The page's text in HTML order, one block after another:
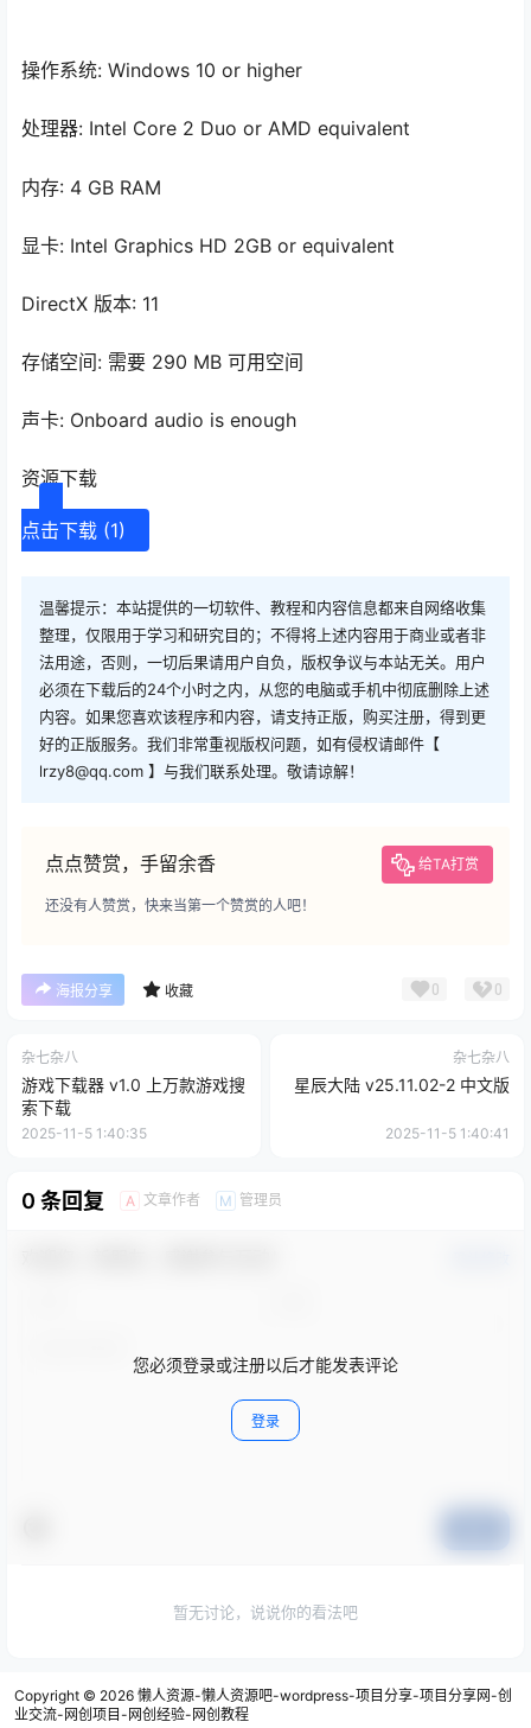
操作系统: Windows 10 or higher
处理器: Intel Core 2 Duo or AMD equivalent
内存: 4 GB RAM
显卡: Intel Graphics HD 2GB or equivalent
DirectX 版本: 11
存储空间: 需要 290 MB 可用空间
声卡: Onboard audio is enough
资源下载
点击下载 (1)
温馨提示：本站提供的一切软件、教程和内容信息都来自网络收集
整理，仅限用于学习和研究目的；不得将上述内容用于商业或者非
法用途，否则，一切后果请用户自负，版权争议与本站无关。用户
必须在下载后的24个小时之内，从您的电脑或手机中彻底删除上述
内容。如果您喜欢该程序和内容，请支持正版，购买注册，得到更
好的正版服务。我们非常重视版权问题，如有侵权请邮件【
lrzy8@qq.com 】与我们联系处理。敬请谅解！
点点赞赏，手留余香 给TA打赏
还没有人赞赏，快来当第一个赞赏的人吧！
海报分享 收藏 0 0
杂七杂八
游戏下载器 v1.0 上万款游戏搜
索下载
2025-11-5 1:40:35
杂七杂八
星辰大陆 v25.11.02-2 中文版
2025-11-5 1:40:41
0 条回复 A 文章作者 M 管理员
您必须登录或注册以后才能发表评论
登录
暂无讨论，说说你的看法吧
Copyright © 2026 懒人资源-懒人资源吧-wordpress-项目分享-项目分享网-创
业交流-网创项目-网创经验-网创教程